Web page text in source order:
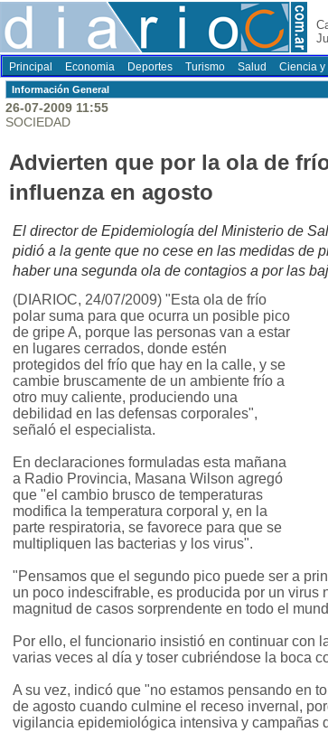
Principal Economia Deportes Turismo Salud Ciencia y
Información General
26-07-2009 11:55
SOCIEDAD
Advierten que por la ola de
influenza en agosto
El director de Epidemiología del Ministerio de
pidió a la gente que no cese en las medidas de
haber una segunda ola de contagios a por las
(DIARIOC, 24/07/2009) "Esta ola de frío
polar suma para que ocurra un posible pico
de gripe A, porque las personas van a estar
en lugares cerrados, donde estén
protegidos del frío que hay en la calle, y se
cambie bruscamente de un ambiente frío a
otro muy caliente, produciendo una
debilidad en las defensas corporales",
señaló el especialista.
En declaraciones formuladas esta mañana
a Radio Provincia, Masana Wilson agregó
que "el cambio brusco de temperaturas
modifica la temperatura corporal y, en la
parte respiratoria, se favorece para que se
multipliquen las bacterias y los virus".
"Pensamos que el segundo pico puede ser a
un poco indescifrable, es producida por un virus
magnitud de casos sorprendente en todo el
Por ello, el funcionario insistió en continuar con
varias veces al día y toser cubriéndose la boca
A su vez, indicó que "no estamos pensando en
de agosto cuando culmine el receso invernal,
vigilancia epidemiológica intensiva y campañas